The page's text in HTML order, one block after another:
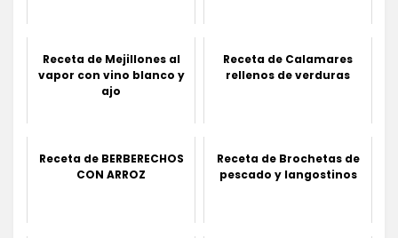
Receta de Mejillones al
vapor con vino blanco y
ajo
Receta de Calamares
rellenos de verduras
Receta de BERBERECHOS
CON ARROZ
Receta de Brochetas de
pescado y langostinos